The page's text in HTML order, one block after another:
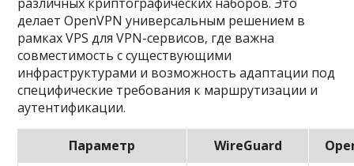
делает OpenVPN универсальным решением в
рамках VPS для VPN-сервисов, где важна
совместимость с существующими
инфраструктурами и возможность адаптации под
специфические требования к маршрутизации и
аутентификации.
Параметр WireGuard